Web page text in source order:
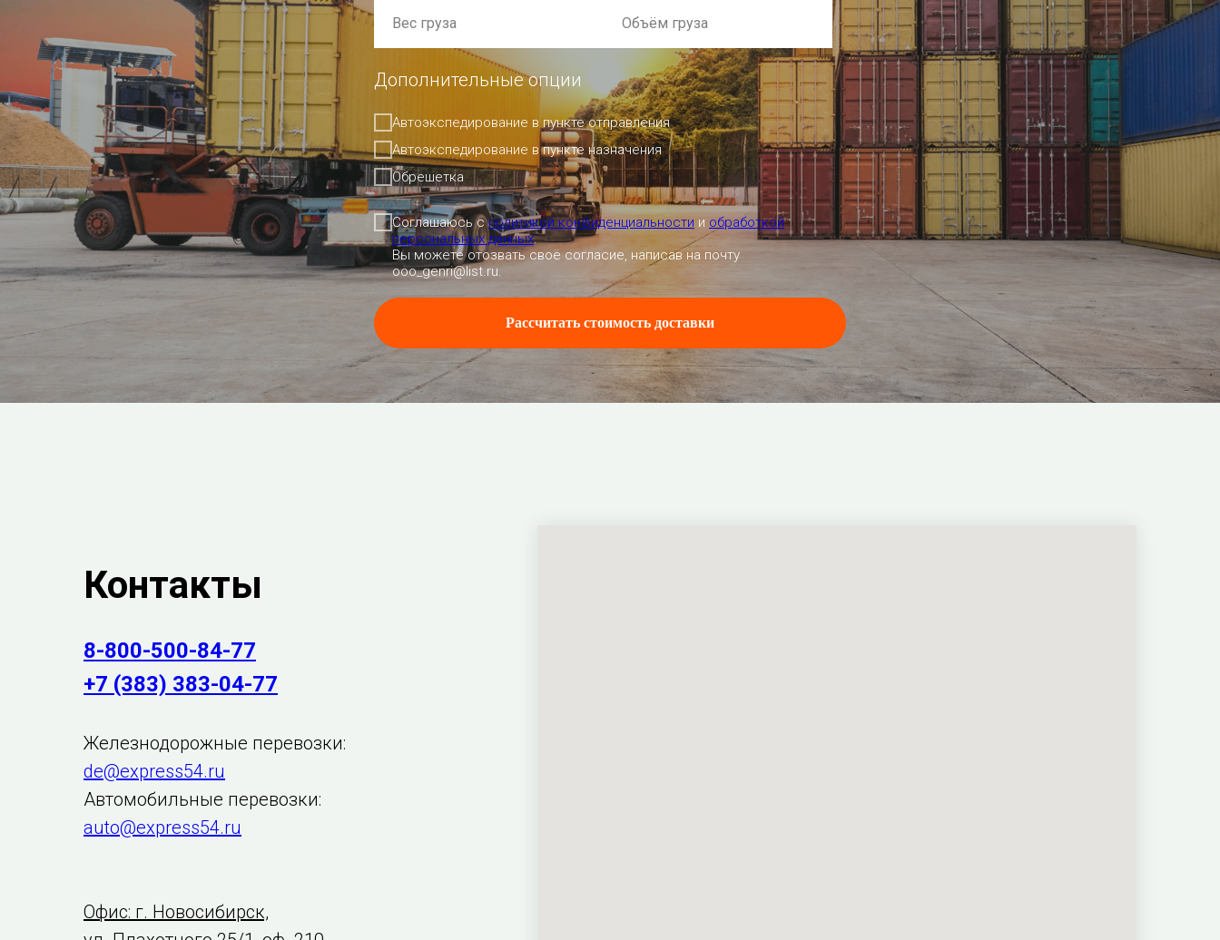
Дополнительные опции
Автоэкспедирование в пункте отправления
Автоэкспедирование в пункте назначения
Обрешетка
Соглашаюсь сполитикой конфиденциальности и обработкой
персональных данных.
Вы можете отозвать своё согласие, написав на почту
ooo_genri@list.ru.
Рассчитать стоимость доставки
Контакты
8-800-500-84-77
+7 (383) 383-04-77
Железнодорожные перевозки:
de@express54.ru
Автомобильные перевозки:
auto@express54.ru
Офис: г. Новосибирск,